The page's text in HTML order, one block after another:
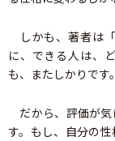
しかも、著者は
に、できる人は、
も、またしかりです。
だから、評価が気
す。もし、自分の